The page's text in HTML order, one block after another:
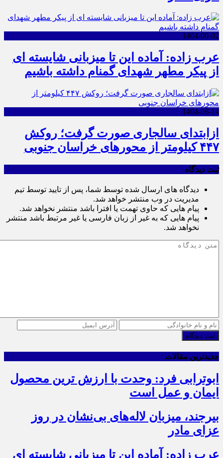
1404-09-02
عرب زاده: آماده این تا میزبانی شایسته ای
از پیکر مطهر شهدای گمنام داشته باشیم
1404-08-14
ازابتدای سالجاری صورت گرفت؛ روکش
۴۴۷ کیلومتر از محورهای خراسان جنوبی
ثبت دیدگاه
دیدگاه های ارسال شده توسط شما، پس از تایید توسط تیم
مدیریت در وب منتشر خواهد شد.
پیام هایی که حاوی تهمت یا افترا باشد منتشر نخواهد شد.
پیام هایی که به غیر از زبان فارسی یا غیر مرتبط باشد منتشر
نخواهد شد.
ثبت دیدگاه
جدیدترین مقالات
ابوترابی فرد: وحدت با ارزش ترین محصول
ایمان و عمل است
بیرجند، میزبان لاله‌های بی‌نشان در روز
عزای مادر
عرب زاده: آماده این تا میزبانی شایسته ای